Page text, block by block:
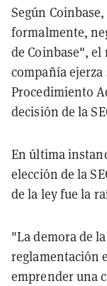
Según
formalmente,
de Coinbase",
compañía ejerza
Procedimiento
decisión de la
En última
elección de la
de la ley fue la
"La demora de
reglamentación
emprender una